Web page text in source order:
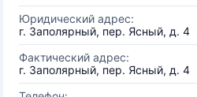
Юридический адрес:
г. Заполярный, пер. Ясный, д. 4
Фактический адрес:
г. Заполярный, пер. Ясный, д. 4